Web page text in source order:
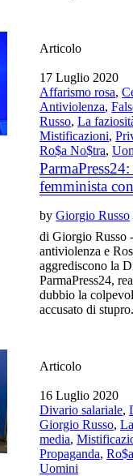
Articolo
17 Luglio 2020
Affarismo rosa,
Antiviolenza,
Russo,La
Mistificazioni,
Ro$a No$tra,
femminista
byGiorgio Russo
di Giorgio Russo
antiviolenza e
aggrediscono la
ParmaPress24,
dubbio la
accusato di stupro.
Articolo
16 Luglio 2020
Divario salariale,
Giorgio Russo,
media,
Propaganda,
Uomini